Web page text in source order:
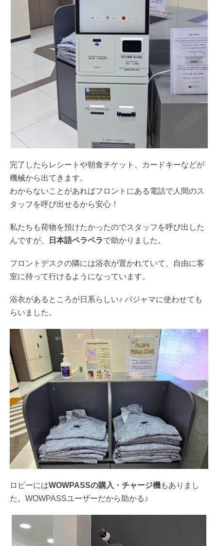
完了したらレシートや朝食チケット、カードキーなどが
機械から出てきます。
わからないことがあればフロントにある電話で人間のス
タッフを呼び出せるから安心！
私たちも荷物を預けたかったのでスタッフを呼び出した
んですが、
日本語ペラペラで助かりました。
フロントデスクの隣には浴衣が置かれていて、自由に客
室に持って行けるようになっています。
浴衣があるところが日系らしい♪ パジャマに使わせても
らいました。
ロビーにはWOWPASSの購入・チャージ機もありまし
た。WOWPASSユーザーだから助かる♪